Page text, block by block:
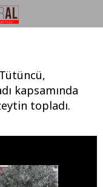
kapsamında
topladı.